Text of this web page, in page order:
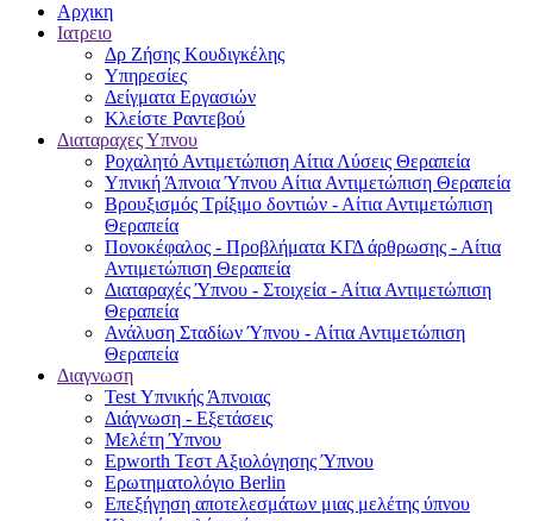
Αρχικη
Ιατρειο
Δρ Ζήσης Κουδιγκέλης
Υπηρεσίες
Δείγματα Εργασιών
Κλείστε Ραντεβού
Διαταραχες Υπνου
Ροχαλητό Αντιμετώπιση Αίτια Λύσεις Θεραπεία
Υπνική Άπνοια Ύπνου Αίτια Αντιμετώπιση Θεραπεία
Βρουξισμός Τρίξιμο δοντιών - Αίτια Αντιμετώπιση
Θεραπεία
Πονοκέφαλος - Προβλήματα ΚΓΔ άρθρωσης - Αίτια
Αντιμετώπιση Θεραπεία
Διαταραχές Ύπνου - Στοιχεία - Αίτια Αντιμετώπιση
Θεραπεία
Ανάλυση Σταδίων Ύπνου - Αίτια Αντιμετώπιση
Θεραπεία
Διαγνωση
Test Υπνικής Άπνοιας
Διάγνωση - Εξετάσεις
Μελέτη Ύπνου
Epworth Τεστ Αξιολόγησης Ύπνου
Ερωτηματολόγιο Berlin
Επεξήγηση αποτελεσμάτων μιας μελέτης ύπνου